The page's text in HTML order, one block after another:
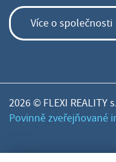
Více o společnosti
2026 © FLEXI REALITY
Povinně zveřejňované